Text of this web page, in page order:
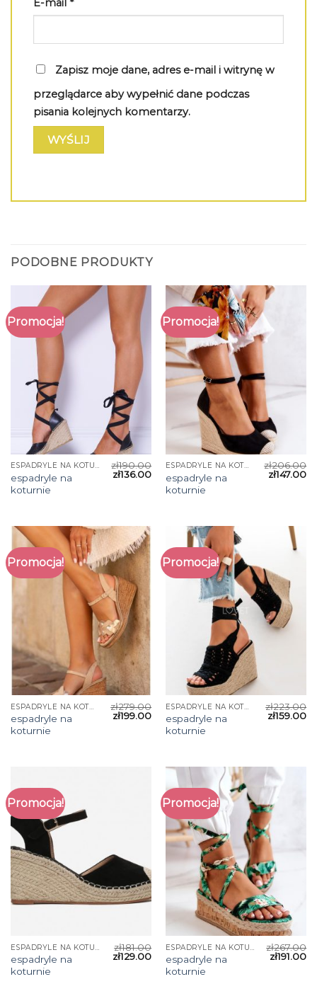
E-mail *
Zapisz moje dane, adres e-mail i witrynę w
przeglądarce aby wypełnić dane podczas
pisania kolejnych komentarzy.
PODOBNE PRODUKTY
Promocja!
ESPADRYLE NA KOTURNIE
espadryle na
koturnie
zł190.00
zł136.00
Promocja!
ESPADRYLE NA KOTURNIE
espadryle na
koturnie
zł206.00
zł147.00
Promocja!
ESPADRYLE NA KOTURNIE
espadryle na
koturnie
zł279.00
zł199.00
Promocja!
ESPADRYLE NA KOTURNIE
espadryle na
koturnie
zł223.00
zł159.00
Promocja!
ESPADRYLE NA KOTURNIE
espadryle na
koturnie
zł181.00
zł129.00
Promocja!
ESPADRYLE NA KOTURNIE
espadryle na
koturnie
zł267.00
zł191.00